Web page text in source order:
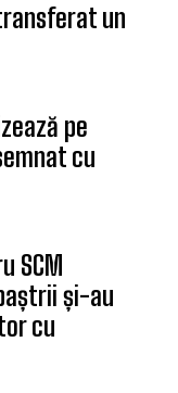
un
pe
cu
SCM
și-au
cu